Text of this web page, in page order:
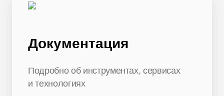
Документация
Подробно об инструментах, сервисах
и технологиях